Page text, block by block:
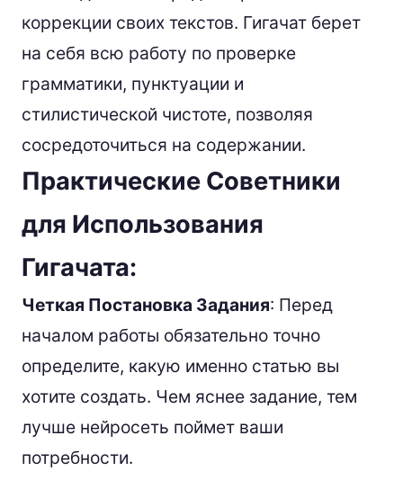
коррекции своих текстов. Гигачат берет
на себя всю работу по проверке
грамматики, пунктуации и
стилистической чистоте, позволяя
сосредоточиться на содержании.
Практические Советники
для Использования
Гигачата:
Четкая Постановка Задания: Перед
началом работы обязательно точно
определите, какую именно статью вы
хотите создать. Чем яснее задание, тем
лучше нейросеть поймет ваши
потребности.